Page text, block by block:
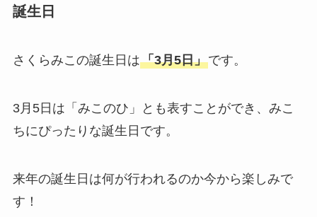
誕生日
さくらみこの誕生日は「3月5日」です。
3月5日は「みこのひ」とも表すことができ、みこ
ちにぴったりな誕生日です。
来年の誕生日は何が行われるのか今から楽しみで
す！